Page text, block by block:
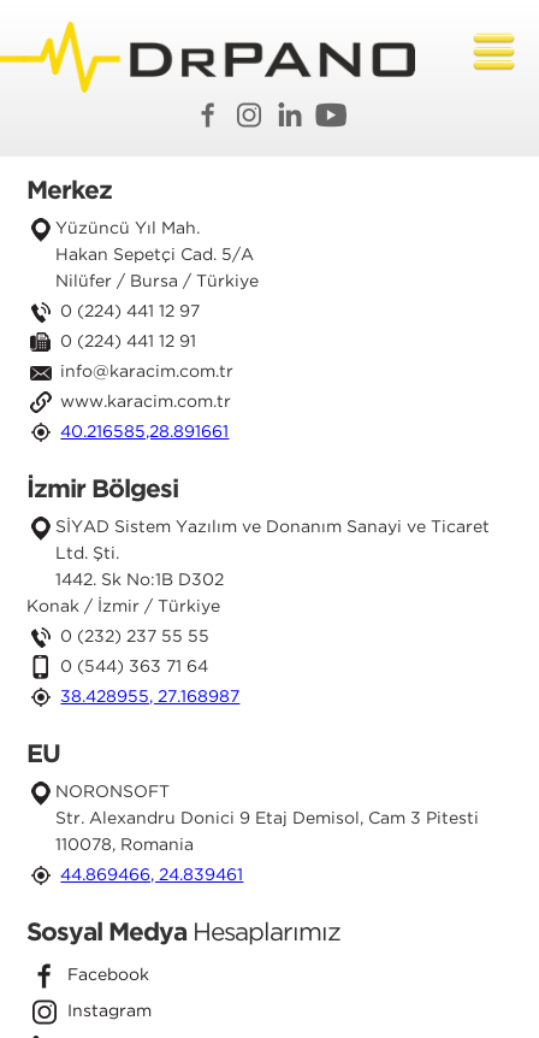
Merkez
Yüzüncü Yıl Mah.
Hakan Sepetçi Cad. 5/A
Nilüfer / Bursa / Türkiye
0 (224) 441 12 97
0 (224) 441 12 91
info@karacim.com.tr
www.karacim.com.tr
40.216585,28.891661
İzmir Bölgesi
SİYAD Sistem Yazılım ve Donanım Sanayi ve Ticaret
Ltd. Şti.
1442. Sk No:1B D302
Konak / İzmir / Türkiye
0 (232) 237 55 55
0 (544) 363 71 64
38.428955, 27.168987
EU
NORONSOFT
Str. Alexandru Donici 9 Etaj Demisol, Cam 3 Pitesti
110078, Romania
44.869466, 24.839461
Sosyal Medya Hesaplarımız
Facebook
Instagram